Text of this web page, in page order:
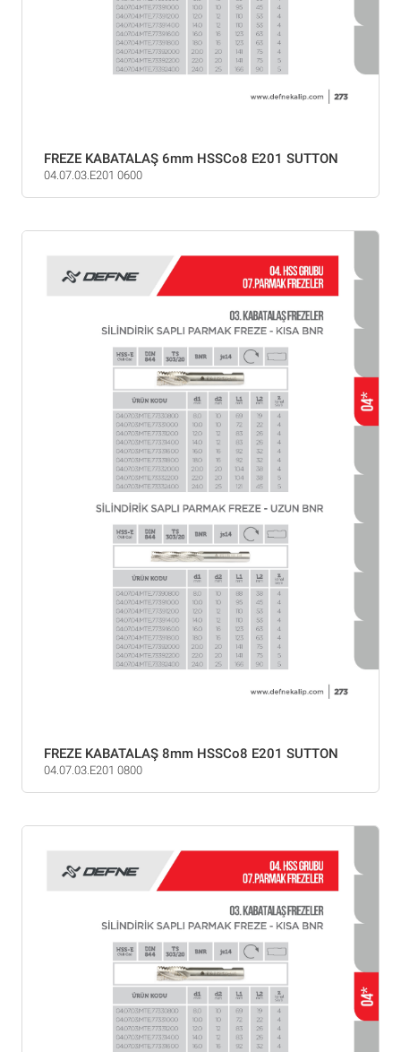
FREZE KABATALAŞ 6mm HSSCo8 E201 SUTTON
04.07.03.E201 0600
FREZE KABATALAŞ 8mm HSSCo8 E201 SUTTON
04.07.03.E201 0800